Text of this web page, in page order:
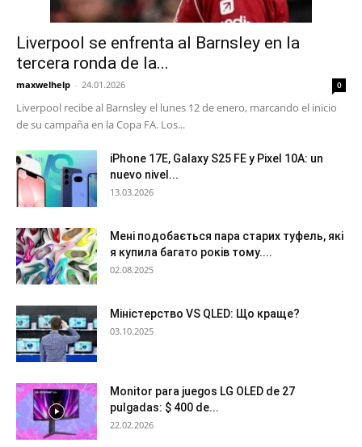
Liverpool se enfrenta al Barnsley en la
tercera ronda de la...
maxwelhelp - 24.01.2026 0
Liverpool recibe al Barnsley el lunes 12 de enero, marcando el inicio
de su campaña en la Copa FA. Los...
iPhone 17E, Galaxy S25 FE y Pixel 10A: un
nuevo nivel...
13.03.2026
Мені подобається пара старих туфель, які
я купила багато років тому....
02.08.2025
Міністерство VS QLED: Що краще?
03.10.2025
Monitor para juegos LG OLED de 27
pulgadas: $ 400 de...
22.02.2026